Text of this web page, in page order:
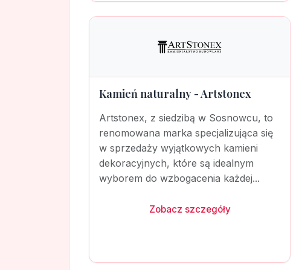
Kamień naturalny - Artstonex
Artstonex, z siedzibą w Sosnowcu, to
renomowana marka specjalizująca się
w sprzedaży wyjątkowych kamieni
dekoracyjnych, które są idealnym
wyborem do wzbogacenia każdej...
Zobacz szczegóły